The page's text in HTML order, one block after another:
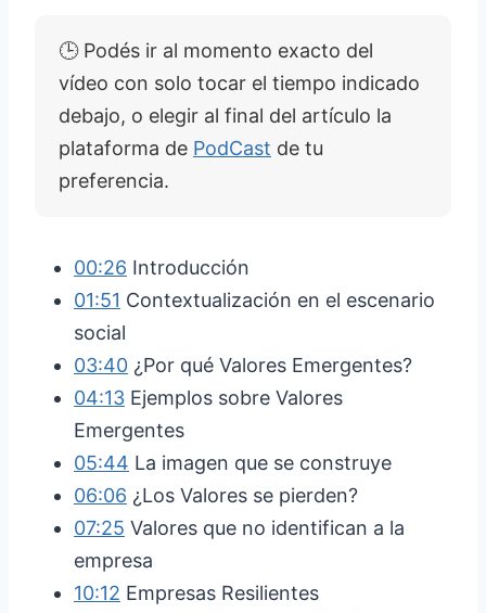
🕒 Podés ir al momento exacto del
vídeo con solo tocar el tiempo indicado
debajo, o elegir al final del artículo la
plataforma de PodCast de tu
preferencia.
00:26 Introducción
01:51 Contextualización en el escenario
social
03:40 ¿Por qué Valores Emergentes?
04:13 Ejemplos sobre Valores
Emergentes
05:44 La imagen que se construye
06:06 ¿Los Valores se pierden?
07:25 Valores que no identifican a la
empresa
10:12 Empresas Resilientes